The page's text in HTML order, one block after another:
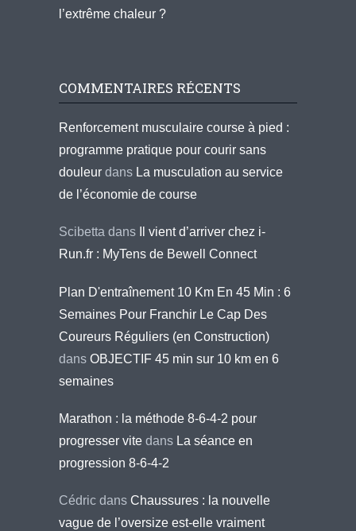
l’extrême chaleur ?
COMMENTAIRES RÉCENTS
Renforcement musculaire course à pied :
programme pratique pour courir sans
douleur dans La musculation au service
de l’économie de course
Scibetta dans
Il vient d’arriver chez i-
Run.fr : MyTens de Bewell Connect
Plan D'entraînement 10 Km En 45 Min : 6
Semaines Pour Franchir Le Cap Des
Coureurs Réguliers (en Construction)
dans OBJECTIF 45 min sur 10 km en 6
semaines
Marathon : la méthode 8-6-4-2 pour
progresser vite dans La séance en
progression 8-6-4-2
Cédric dans Chaussures : la nouvelle
vague de l’oversize est-elle vraiment